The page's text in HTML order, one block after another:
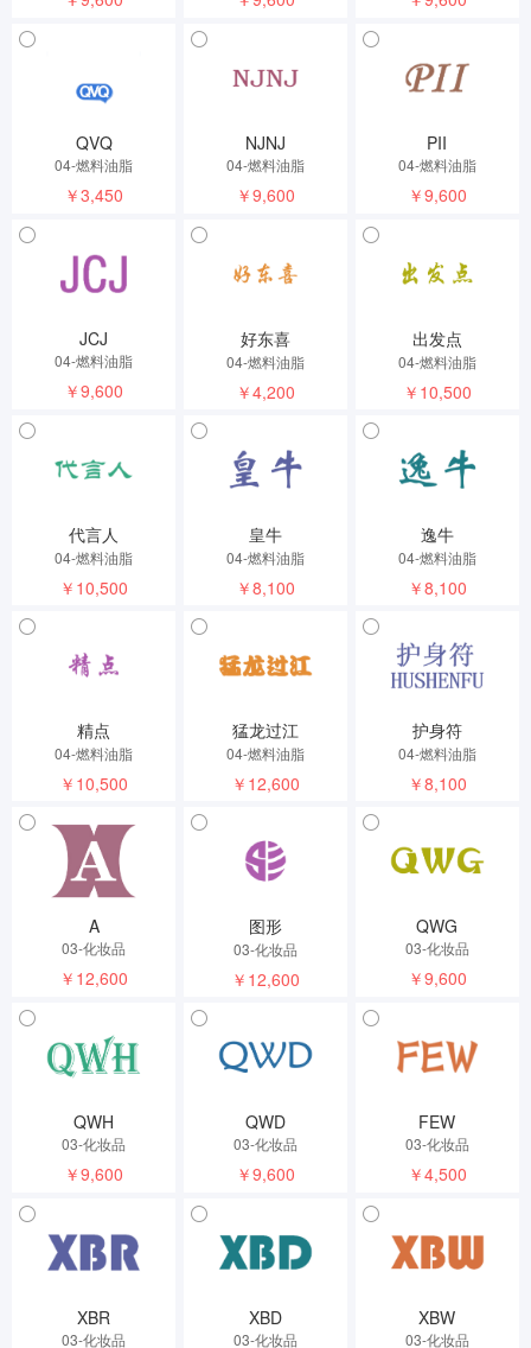
QVQ
04-燃料油脂
￥3,450
NJNJ
04-燃料油脂
￥9,600
PII
04-燃料油脂
￥9,600
JCJ
04-燃料油脂
￥9,600
好东喜
04-燃料油脂
￥4,200
出发点
04-燃料油脂
￥10,500
代言人
04-燃料油脂
￥10,500
皇牛
04-燃料油脂
￥8,100
逸牛
04-燃料油脂
￥8,100
精点
04-燃料油脂
￥10,500
猛龙过江
04-燃料油脂
￥12,600
护身符
04-燃料油脂
￥8,100
A
03-化妆品
￥12,600
图形
03-化妆品
￥12,600
QWG
03-化妆品
￥9,600
QWH
03-化妆品
￥9,600
QWD
03-化妆品
￥9,600
FEW
03-化妆品
￥4,500
XBR
03-化妆品
XBD
03-化妆品
XBW
03-化妆品